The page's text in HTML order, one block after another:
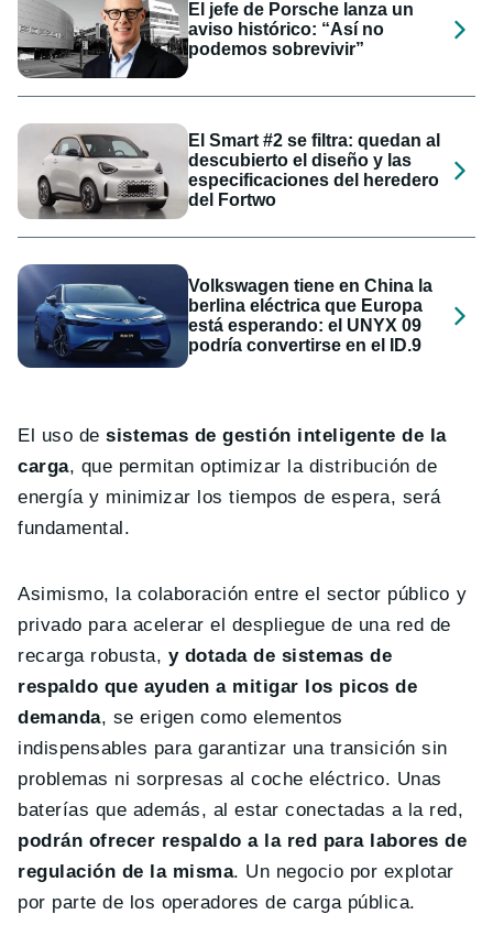
El jefe de Porsche lanza un
aviso histórico: “Así no
podemos sobrevivir”
El Smart #2 se filtra: quedan al
descubierto el diseño y las
especificaciones del heredero
del Fortwo
Volkswagen tiene en China la
berlina eléctrica que Europa
está esperando: el UNYX 09
podría convertirse en el ID.9
El uso desistemas de gestión inteligente de la
carga, que permitan optimizar la distribución de
energía y minimizar los tiempos de espera, será
fundamental.
Asimismo, la colaboración entre el sector público y
privado para acelerar el despliegue de una red de
recarga robusta, y dotada de sistemas de
respaldo que ayuden a mitigar los picos de
demanda, se erigen como elementos
indispensables para garantizar una transición sin
problemas ni sorpresas al coche eléctrico. Unas
baterías que además, al estar conectadas a la red,
podrán ofrecer respaldo a la red para labores de
regulación de la misma. Un negocio por explotar
por parte de los operadores de carga pública.